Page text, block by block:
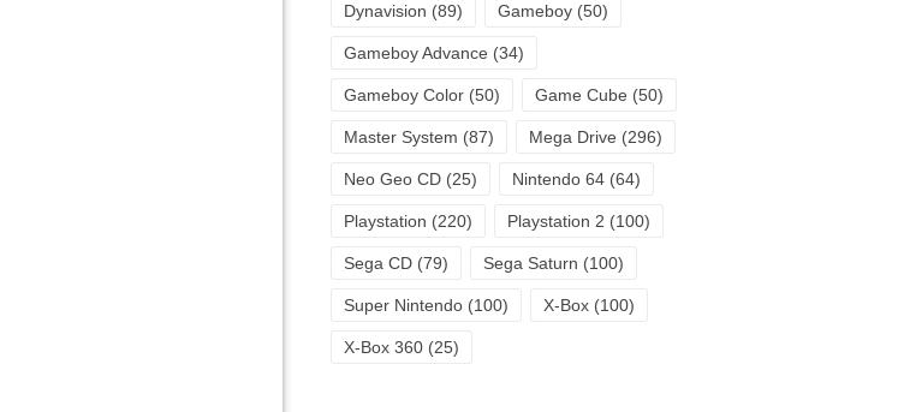
Dynavision (89) Gameboy(50)
Gameboy Advance (34)
Gameboy Color (50) Game Cube (50)
Master System (87) Mega Drive (296)
Neo Geo CD (25) Nintendo 64(64)
Playstation (220) Playstation 2 (100)
Sega CD (79) Sega Saturn (100)
Super Nintendo (100) X-Box(100)
X-Box 360 (25)